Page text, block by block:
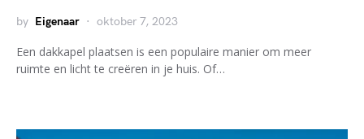
by Eigenaar oktober 7, 2023
Een dakkapel plaatsen is een populaire manier om meer
ruimte en licht te creëren in je huis. Of…